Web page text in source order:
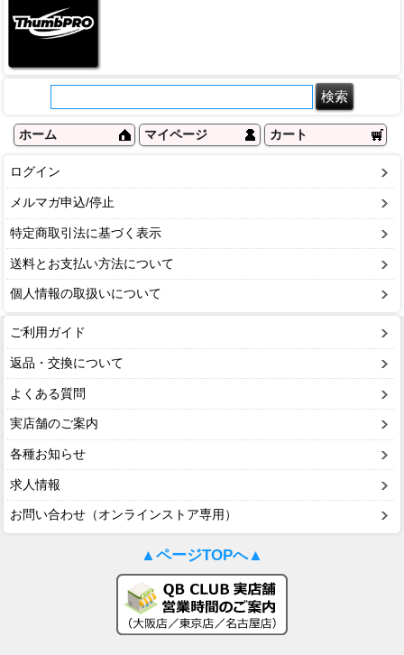
ホーム マイページ カート
ログイン
メルマガ申込/停止
特定商取引法に基づく表示
送料とお支払い方法について
個人情報の取扱いについて
ご利用ガイド
返品・交換について
よくある質問
実店舗のご案内
各種お知らせ
求人情報
お問い合わせ（オンラインストア専用）
▲ページTOPへ▲